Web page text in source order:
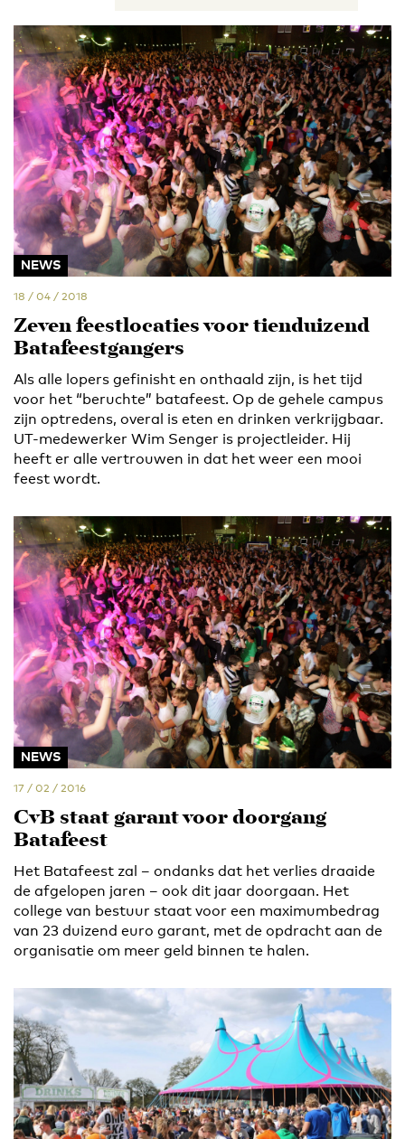
NEWS
18 / 04 / 2018
Zeven feestlocaties voor tienduizend
Batafeestgangers
Als alle lopers gefinisht en onthaald zijn, is het tijd
voor het “beruchte” batafeest. Op de gehele campus
zijn optredens, overal is eten en drinken verkrijgbaar.
UT-medewerker Wim Senger is projectleider. Hij
heeft er alle vertrouwen in dat het weer een mooi
feest wordt.
NEWS
17 / 02 / 2016
CvB staat garant voor doorgang
Batafeest
Het Batafeest zal – ondanks dat het verlies draaide
de afgelopen jaren – ook dit jaar doorgaan. Het
college van bestuur staat voor een maximumbedrag
van 23 duizend euro garant, met de opdracht aan de
organisatie om meer geld binnen te halen.